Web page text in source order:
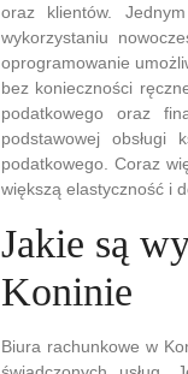
oraz klientów.
wykorzystaniu
oprogramowanie
bez konieczności
podatkowego oraz
podstawowej obsługi
podatkowego. Coraz
większą elastyczność i
Jakie są
Koninie
Biura rachunkowe w